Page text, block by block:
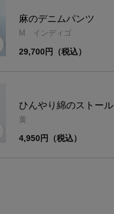
麻のデニムパンツ
M インディゴ
29,700円（税込）
ひんやり綿のストール
黄
4,950円（税込）